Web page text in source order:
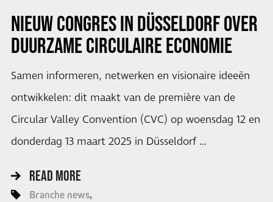
NIEUW CONGRES IN DÜSSELDORF OVER
DUURZAME CIRCULAIRE ECONOMIE
Samen informeren, netwerken en visionaire ideeën
ontwikkelen: dit maakt van de première van de
Circular Valley Convention (CVC) op woensdag 12 en
donderdag 13 maart 2025 in Düsseldorf …
READ MORE
Branche news